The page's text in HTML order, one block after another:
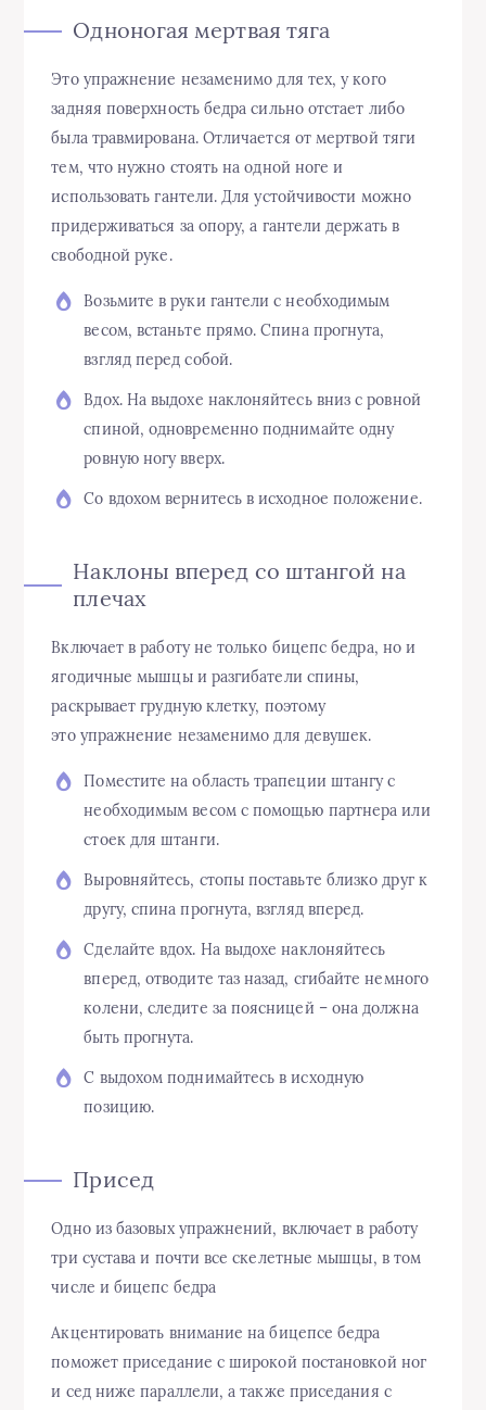
Одноногая мертвая тяга
Это упражнение незаменимо для тех, у кого
задняя поверхность бедра сильно отстает либо
была травмирована. Отличается от мертвой тяги
тем, что нужно стоять на одной ноге и
использовать гантели. Для устойчивости можно
придерживаться за опору, а гантели держать в
свободной руке.
Возьмите в руки гантели с необходимым
весом, встаньте прямо. Спина прогнута,
взгляд перед собой.
Вдох. На выдохе наклоняйтесь вниз с ровной
спиной, одновременно поднимайте одну
ровную ногу вверх.
Со вдохом вернитесь в исходное положение.
Наклоны вперед со штангой на
плечах
Включает в работу не только бицепс бедра, но и
ягодичные мышцы и разгибатели спины,
раскрывает грудную клетку, поэтому
это упражнение незаменимо для девушек.
Поместите на область трапеции штангу с
необходимым весом с помощью партнера или
стоек для штанги.
Выровняйтесь, стопы поставьте близко друг к
другу, спина прогнута, взгляд вперед.
Сделайте вдох. На выдохе наклоняйтесь
вперед, отводите таз назад, сгибайте немного
колени, следите за поясницей – она должна
быть прогнута.
С выдохом поднимайтесь в исходную
позицию.
Присед
Одно из базовых упражнений, включает в работу
три сустава и почти все скелетные мышцы, в том
числе и бицепс бедра
Акцентировать внимание на бицепсе бедра
поможет приседание с широкой постановкой ног
и сед ниже параллели, а также приседания с